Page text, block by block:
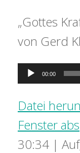
„Gottes
von Gerd
Audio-
00:00
Datei
Fenster
30:34 |